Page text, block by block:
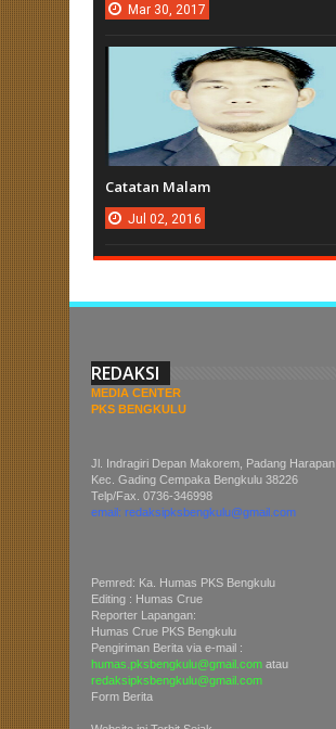
Mar 30, 2017
Catatan Malam
Jul 02, 2016
REDAKSI
MEDIA CENTER
PKS BENGKULU
Jl. Indragiri Depan Makorem, Padang Harapan,
Kec. Gading Cempaka Bengkulu 38226
Telp/Fax. 0736-346998
email: redaksipksbengkulu@gmail.com
Pemred: Ka. Humas PKS Bengkulu
Editing : Humas Crue
Reporter Lapangan:
Humas Crue PKS Bengkulu
Pengiriman Berita via e-mail :
humas.pksbengkulu@gmail.com atau
redaksipksbengkulu@gmail.com
Form Berita